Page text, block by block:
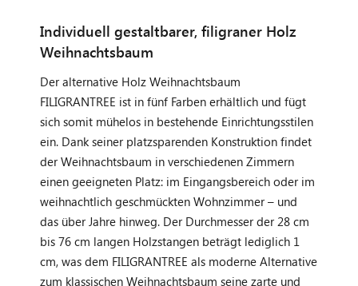
Individuell gestaltbarer, filigraner Holz
Weihnachtsbaum
Der alternative Holz Weihnachtsbaum
FILIGRANTREE ist in fünf Farben erhältlich und fügt
sich somit mühelos in bestehende Einrichtungsstilen
ein. Dank seiner platzsparenden Konstruktion findet
der Weihnachtsbaum in verschiedenen Zimmern
einen geeigneten Platz: im Eingangsbereich oder im
weihnachtlich geschmückten Wohnzimmer – und
das über Jahre hinweg. Der Durchmesser der 28 cm
bis 76 cm langen Holzstangen beträgt lediglich 1
cm, was dem FILIGRANTREE als moderne Alternative
zum klassischen Weihnachtsbaum seine zarte und